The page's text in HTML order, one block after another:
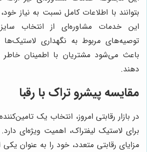
بتوانند با اطلاعات کامل نسبت به نیاز
این خدمات مشاوره‌ای از انتخاب
توصیه‌های مربوط به نگهداری
باعث می‌شود مشتریان با اطمینان خاطر
دهند.
مقایسه پیشرو تراک با رقبا
در بازار رقابتی امروز، انتخاب یک
برای لاستیک لیفتراک، اهمیت ویژه‌ای دارد.
مزایای رقابتی متعدد، خود را به عنوان یکی